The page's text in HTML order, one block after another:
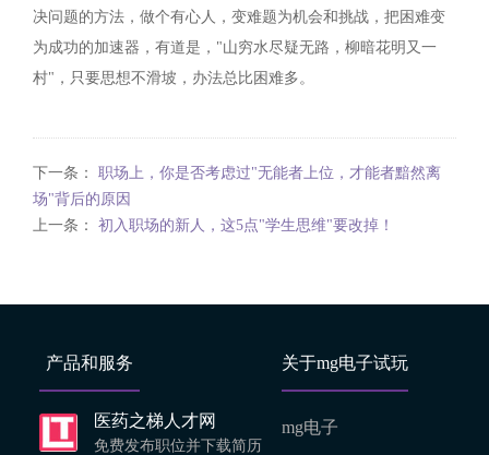
决问题的方法，做个有心人，变难题为机会和挑战，把困难变
为成功的加速器，有道是，"山穷水尽疑无路，柳暗花明又一
村"，只要思想不滑坡，办法总比困难多。
下一条： 职场上，你是否考虑过"无能者上位，才能者黯然离
场"背后的原因
上一条： 初入职场的新人，这5点"学生思维"要改掉！
产品和服务
医药之梯人才网
免费发布职位并下载简历
关于mg电子试玩
mg电子